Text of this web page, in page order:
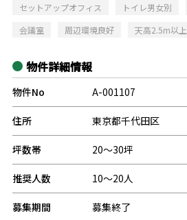
セットアップオフィス
トイレ男女別
会議室
周辺環境良好 天高2.5m以上
物件詳細情報
物件No A-001107
住所 東京都千代田区
坪数帯 20～30坪
推奨人数 10～20人
募集期間 募集終了